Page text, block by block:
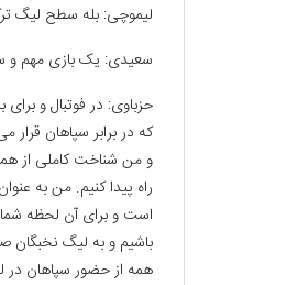
لیموچی: بله سطح لیگ
سعیدی: یک بازی مهم و
حزباوی: در فوتبال و
که در برابر سپاهان قرار
و من شناخت کاملی از
راه پیدا کنیم. من به
است و برای آن لحظه
باشیم و به لیگ نخبگان
همه از حضور سپاهان در